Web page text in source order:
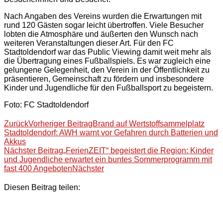
Nach Angaben des Vereins wurden die Erwartungen mit
rund 120 Gästen sogar leicht übertroffen. Viele Besucher
lobten die Atmosphäre und äußerten den Wunsch nach
weiteren Veranstaltungen dieser Art. Für den FC
Stadtoldendorf war das Public Viewing damit weit mehr als
die Übertragung eines Fußballspiels. Es war zugleich eine
gelungene Gelegenheit, den Verein in der Öffentlichkeit zu
präsentieren, Gemeinschaft zu fördern und insbesondere
Kinder und Jugendliche für den Fußballsport zu begeistern.
Foto: FC Stadtoldendorf
ZurückVorheriger BeitragBrand auf Wertstoffsammelplatz
Stadtoldendorf: AWH warnt vor Gefahren durch Batterien und
Akkus
Nächster Beitrag„FerienZEIT“ begeistert die Region: Kinder
und Jugendliche erwartet ein buntes Sommerprogramm mit
fast 400 AngebotenNächster
Diesen Beitrag teilen: